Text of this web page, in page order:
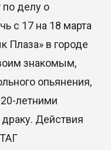
по делу о
с 17 на 18 марта
Плаза» в городе
знакомым,
опьянения,
20-летними
. Действия